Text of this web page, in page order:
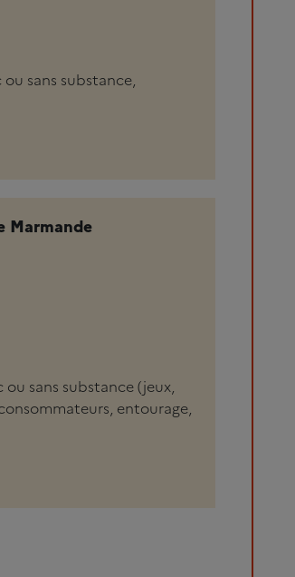
sans substance,
Marmande
sans substance (jeux,
entourage,